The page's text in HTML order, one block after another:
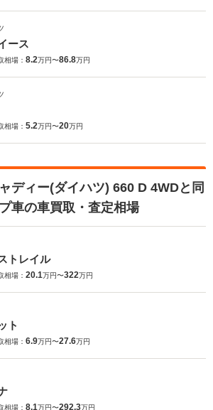
ース
相場： 8.2万円〜86.8万円
相場： 5.2万円〜20万円
ディー(ダイハツ) 660 D 4WDと同
車の車買取・査定相場
トレイル
相場： 20.1万円〜322万円
ト
相場： 6.9万円〜27.6万円
相場： 8.1万円〜292.3万円